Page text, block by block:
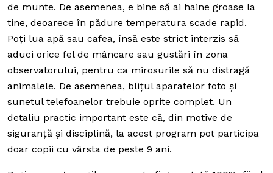
de munte. De asemenea, e bine să ai haine groase la
tine, deoarece în pădure temperatura scade rapid.
Poți lua apă sau cafea, însă este strict interzis să
aduci orice fel de mâncare sau gustări în zona
observatorului, pentru ca mirosurile să nu distragă
animalele. De asemenea, blițul aparatelor foto și
sunetul telefoanelor trebuie oprite complet. Un
detaliu practic important este că, din motive de
siguranță și disciplină, la acest program pot participa
doar copii cu vârsta de peste 9 ani.